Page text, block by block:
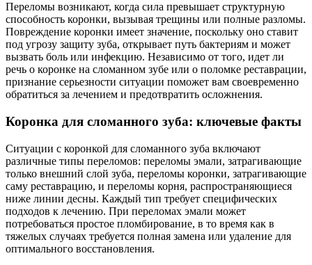
Переломы возникают, когда сила превышает структурную
способность коронки, вызывая трещины или полные разломы.
Повреждение коронки имеет значение, поскольку оно ставит
под угрозу защиту зуба, открывает путь бактериям и может
вызвать боль или инфекцию. Независимо от того, идет ли
речь о коронке на сломанном зубе или о поломке реставрации,
признание серьезности ситуации поможет вам своевременно
обратиться за лечением и предотвратить осложнения.
Коронка для сломанного зуба: ключевые факты
Ситуации с коронкой для сломанного зуба включают
различные типы переломов: переломы эмали, затрагивающие
только внешний слой зуба, переломы коронки, затрагивающие
саму реставрацию, и переломы корня, распространяющиеся
ниже линии десны. Каждый тип требует специфических
подходов к лечению. При переломах эмали может
потребоваться простое пломбирование, в то время как в
тяжелых случаях требуется полная замена или удаление для
оптимального восстановления.